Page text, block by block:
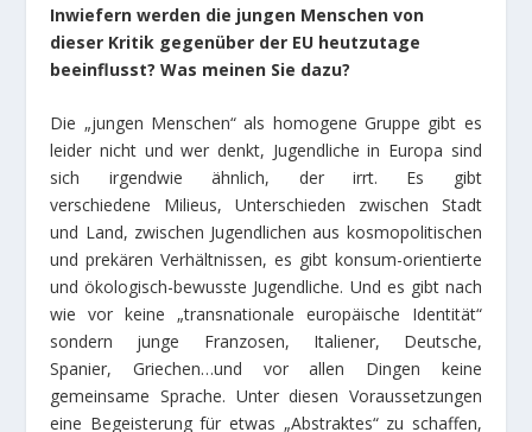
Inwiefern werden die jungen Menschen von
dieser Kritik gegenüber der EU heutzutage
beeinflusst? Was meinen Sie dazu?
Die „jungen Menschen“ als homogene Gruppe gibt es
leider nicht und wer denkt, Jugendliche in Europa sind
sich irgendwie ähnlich, der irrt. Es gibt
verschiedene Milieus, Unterschieden zwischen Stadt
und Land, zwischen Jugendlichen aus kosmopolitischen
und prekären Verhältnissen, es gibt konsum-orientierte
und ökologisch-bewusste Jugendliche. Und es gibt nach
wie vor keine „transnationale europäische Identität“
sondern junge Franzosen, Italiener, Deutsche,
Spanier, Griechen…und vor allen Dingen keine
gemeinsame Sprache. Unter diesen Voraussetzungen
eine Begeisterung für etwas „Abstraktes“ zu schaffen,